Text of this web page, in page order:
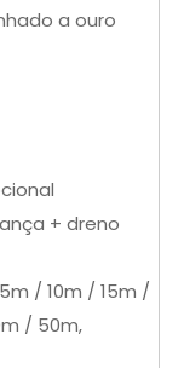
a ouro
+ dreno
/ 10m / 15m /
/ 50m,